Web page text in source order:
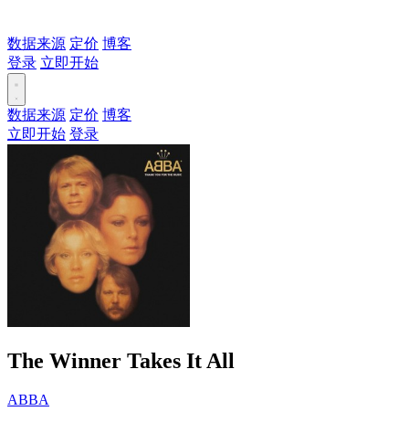
数据来源 定价 博客
登录 立即开始
数据来源 定价 博客
立即开始 登录
The Winner Takes It All
ABBA